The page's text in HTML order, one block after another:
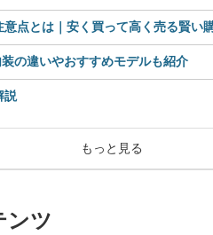
点とは｜安く買って高く売る賢い
の違いやおすすめモデルも紹介
説
もっと見る
ンツ